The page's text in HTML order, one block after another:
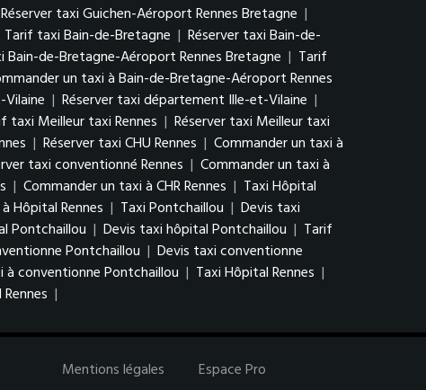
Réserver taxi Guichen-Aéroport Rennes Bretagne |
Tarif taxi Bain-de-Bretagne | Réserver taxi Bain-de-
Bain-de-Bretagne-Aéroport Rennes Bretagne | Tarif
un taxi à Bain-de-Bretagne-Aéroport Rennes
| Réserver taxi département Ille-et-Vilaine |
taxi Meilleur taxi Rennes | Réserver taxi Meilleur taxi
| Réserver taxi CHU Rennes | Commander un taxi à
taxi conventionné Rennes | Commander un taxi à
| Commander un taxi à CHR Rennes | Taxi Hôpital
Hôpital Rennes | Taxi Pontchaillou | Devis taxi
Pontchaillou | Devis taxi hôpital Pontchaillou | Tarif
Pontchaillou | Devis taxi conventionne
à conventionne Pontchaillou | Taxi Hôpital Rennes |
|
Mentions légales Espace Pro